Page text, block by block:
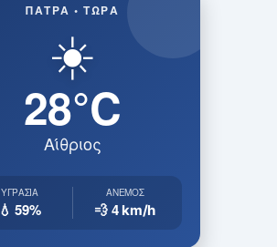
ΠΆΤΡΑ • ΤΏΡΑ
☀️
28°C
Αίθριος
ΥΓΡΑΣΊΑ
💧 59%
ΆΝΕΜΟΣ
💨 4km/h